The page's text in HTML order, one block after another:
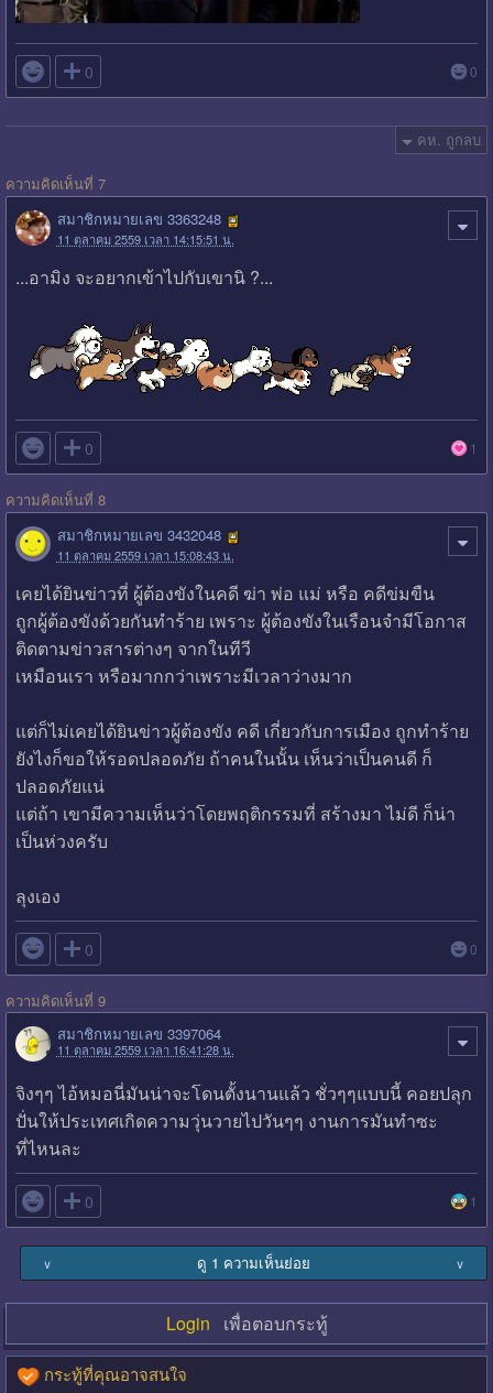
 0 0
คห. ถูกลบ
ความคิดเห็นที่ 7
สมาชิกหมายเลข 3363248
11 ตุลาคม 2559 เวลา 14:15:51 น.
...อามิง จะอยากเข้าไปกับเขานิ ?...
 0 1
ความคิดเห็นที่ 8
สมาชิกหมายเลข 3432048
11 ตุลาคม 2559 เวลา 15:08:43 น.
เคยได้ยินข่าวที่ ผู้ต้องขังในคดี ฆ่า พ่อ แม่ หรือ คดีข่มขืน
ถูกผู้ต้องขังด้วยกันทำร้าย เพราะ ผู้ต้องขังในเรือนจำมีโอกาส
ติดตามข่าวสารต่างๆ จากในทีวี
เหมือนเรา หรือมากกว่าเพราะมีเวลาว่างมาก
แต่ก็ไม่เคยได้ยินข่าวผู้ต้องขัง คดี เกี่ยวกับการเมือง ถูกทำร้าย
ยังไงก็ขอให้รอดปลอดภัย ถ้าคนในนั้น เห็นว่าเป็นคนดี ก็
ปลอดภัยแน่
แต่ถ้า เขามีความเห็นว่าโดยพฤติกรรมที่ สร้างมา ไม่ดี ก็น่า
เป็นห่วงครับ
ลุงเอง
 0 0
ความคิดเห็นที่ 9
สมาชิกหมายเลข 3397064
11 ตุลาคม 2559 เวลา 16:41:28 น.
จิงๆๆ ไอ้หมอนี่มันน่าจะโดนตั้งนานแล้ว ชั่วๆๆแบบนี้ คอยปลุก
ปั่นให้ประเทศเกิดความวุ่นวายไปวันๆๆ งานการมันทำซะ
ที่ไหนละ
 0 1
∨ ดู 1 ความเห็นย่อย ∨
Login เพื่อตอบกระทู้
กระทู้ที่คุณอาจสนใจ